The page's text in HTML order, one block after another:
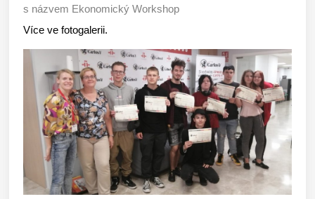
s názvem Ekonomický Workshop
Více ve fotogalerii.